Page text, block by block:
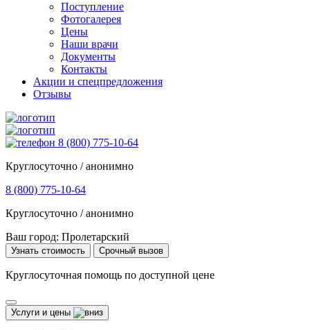
Поступление
Фотогалерея
Цены
Наши врачи
Документы
Контакты
Акции и спецпредложения
Отзывы
8 (800) 775-10-64
Круглосуточно / анонимно
8 (800) 775-10-64
Круглосуточно / анонимно
Ваш город: Пролетарский
Узнать стоимость Срочный вызов
Круглосуточная помощь по доступной цене
Услуги и цены